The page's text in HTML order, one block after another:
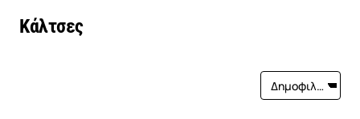
Κάλτσες